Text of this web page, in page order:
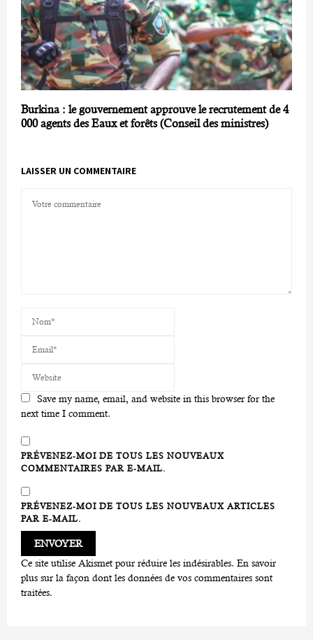
Burkina : le gouvernement approuve le recrutement de 4
000 agents des Eaux et forêts (Conseil des ministres)
LAISSER UN COMMENTAIRE
Save my name, email, and website in this browser for the
next time I comment.
PRÉVENEZ-MOI DE TOUS LES NOUVEAUX
COMMENTAIRES PAR E-MAIL.
PRÉVENEZ-MOI DE TOUS LES NOUVEAUX ARTICLES
PAR E-MAIL.
Ce site utilise Akismet pour réduire les indésirables. En savoir
plus sur la façon dont les données de vos commentaires sont
traitées.